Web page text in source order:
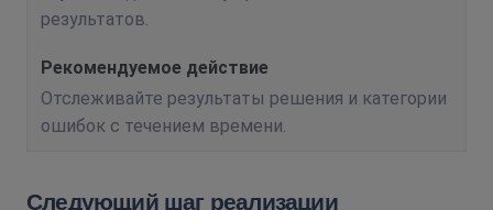
результатов.
Отслеживайте результаты решения и категории
ошибок с течением времени.
Следующий шаг реализации